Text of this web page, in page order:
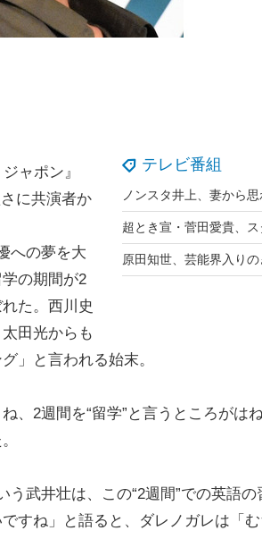
テレビ番組
ャポン』
に共演者か
への夢を大
の期間が2
た。西川史
田光からも
」と言われる始末。
、2週間を“留学”と言うところがは
武井壮は、この“2週間”での英語
すね」と語ると、ダレノガレは「